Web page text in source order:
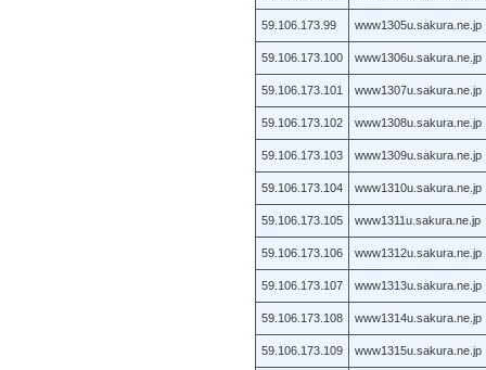
59.106.173.99 www1305u.sakura.ne.jp
59.106.173.100 www1306u.sakura.ne.jp
59.106.173.101 www1307u.sakura.ne.jp
59.106.173.102 www1308u.sakura.ne.jp
59.106.173.103 www1309u.sakura.ne.jp
59.106.173.104 www1310u.sakura.ne.jp
59.106.173.105 www1311u.sakura.ne.jp
59.106.173.106 www1312u.sakura.ne.jp
59.106.173.107 www1313u.sakura.ne.jp
59.106.173.108 www1314u.sakura.ne.jp
59.106.173.109 www1315u.sakura.ne.jp